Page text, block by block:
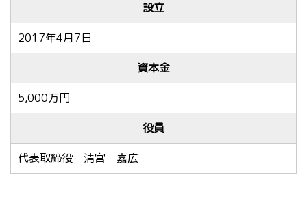
設立
2017年4月7日
資本金
5,000万円
役員
代表取締役 清宮 嘉広